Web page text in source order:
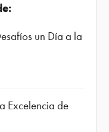
un Día a la
Excelencia de